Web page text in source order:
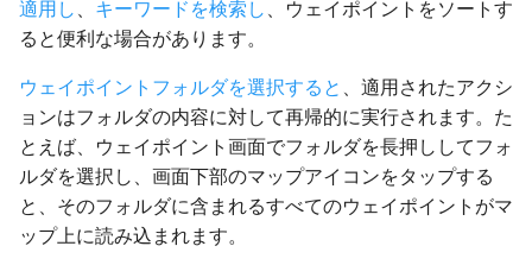
適用し 、 キーワードを検索し 、
ウェイポイントをソートす
ると便利な場合があります。
ウェイポイントフォルダを選択すると 、適用されたアクシ
ョンはフォルダの内容に対して再帰的に実行されます。た
とえば、ウェイポイント画面でフォルダを長押ししてフォ
ルダを選択し、画面下部のマップアイコンをタップする
と、そのフォルダに含まれるすべてのウェイポイントがマ
ップ上に読み込まれます。